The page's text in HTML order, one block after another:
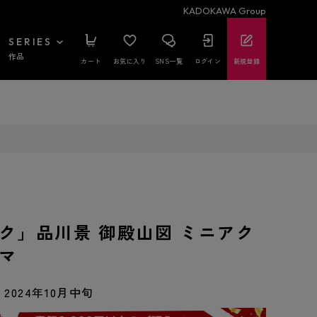
KADOKAWA Group
SERIES
作品 カート お気に入り SNS一覧 ログイン 新規登録
」品川景 御殿山図 ミニアク
2024年10月中旬